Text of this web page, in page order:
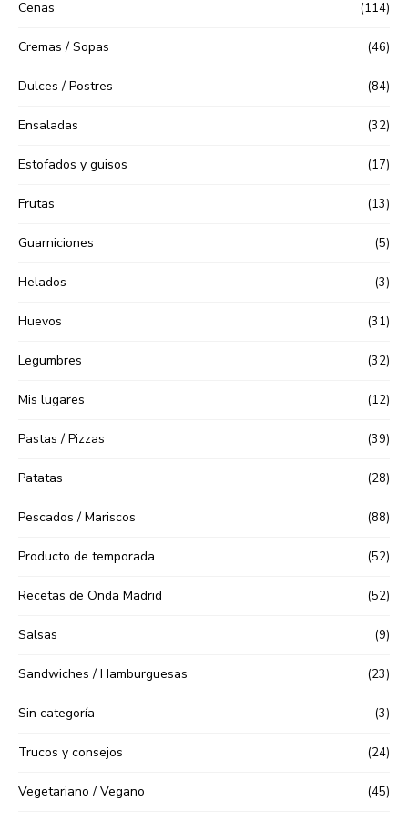
Cenas (114)
Cremas / Sopas (46)
Dulces / Postres (84)
Ensaladas (32)
Estofados y guisos (17)
Frutas (13)
Guarniciones (5)
Helados (3)
Huevos (31)
Legumbres (32)
Mis lugares (12)
Pastas / Pizzas (39)
Patatas (28)
Pescados / Mariscos (88)
Producto de temporada (52)
Recetas de Onda Madrid (52)
Salsas (9)
Sandwiches / Hamburguesas (23)
Sin categoría (3)
Trucos y consejos (24)
Vegetariano / Vegano (45)